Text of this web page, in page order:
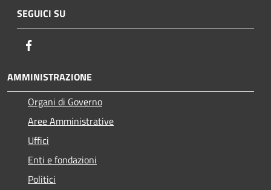
SEGUICI SU
AMMINISTRAZIONE
Organi di Governo
Aree Amministrative
Uffici
Enti e fondazioni
Politici